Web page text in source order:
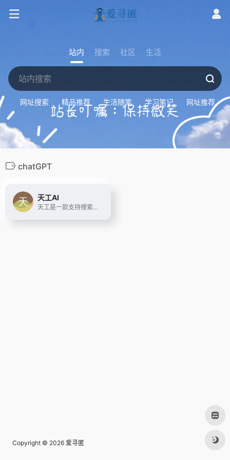
站内 搜索 社区 生活
网址搜索 精品推荐 生活随笔 学习笔记 网址推荐
chatGPT
天工AI
天工是一款支持搜索、写作、对话、文档分析、画画、做PPT的全能型AI助手。你可以借助AI技术，检索信息、多语言翻译、写论文、写代码、写方案、写汇报、做PPT、归纳总结文档和音频视频，还可以智能编辑彩页和宝典，让AI生成高质量彩页内容，收获点赞关注。
Copyright © 2026 爱寻匿